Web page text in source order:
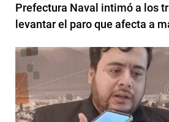
Prefectura Naval intimó a los
levantar el paro que afecta a